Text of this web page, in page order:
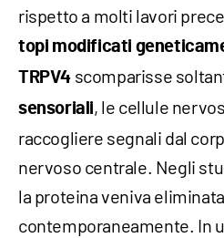
rispetto a molti lavori
topi modificati
TRPV4 scomparisse
sensoriali, le cellule
raccogliere segnali dal
nervoso centrale. Negli
la proteina veniva
contemporaneamente. In